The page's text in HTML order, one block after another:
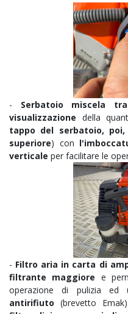
- Serbatoio miscela
visualizzazione della
tappo del serbatoio,
superiore) con
verticale per facilitare le
- Filtro aria in carta di
filtrante maggiore e
operazione di pulizia ed
antirifiuto (brevetto